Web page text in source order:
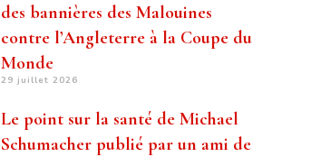
des bannières des Malouines
contre l’Angleterre à la Coupe du
Monde
29 juillet 2026
Le point sur la santé de Michael
Schumacher publié par un ami de